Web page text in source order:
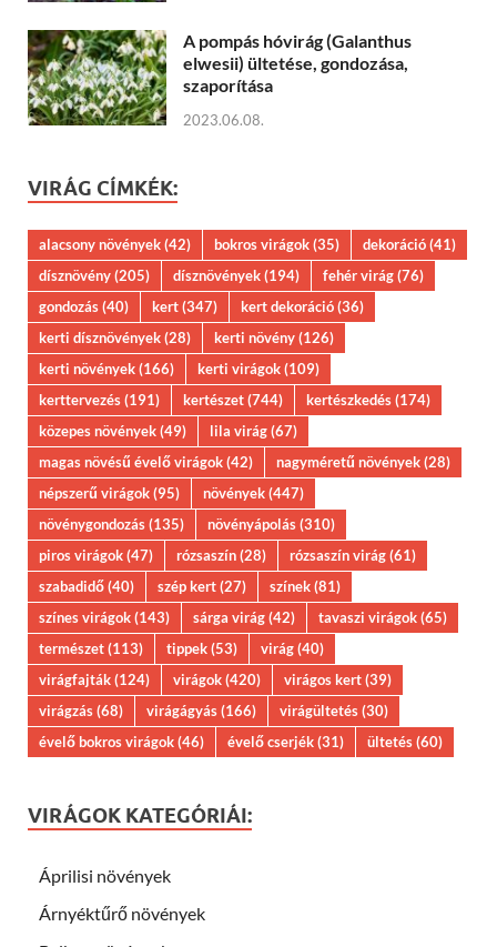
A pompás hóvirág (Galanthus
elwesii) ültetése, gondozása,
szaporítása
2023.06.08.
VIRÁG CÍMKÉK:
alacsony növények(42) bokros virágok(35) dekoráció(41)
dísznövény(205) dísznövények(194) fehér virág(76)
gondozás(40) kert(347) kert dekoráció(36)
kerti dísznövények(28) kerti növény(126)
kerti növények(166) kerti virágok(109)
kerttervezés(191) kertészet(744) kertészkedés(174)
közepes növények(49) lila virág(67)
magas növésű évelő virágok(42) nagyméretű növények(28)
népszerű virágok(95) növények(447)
növénygondozás(135) növényápolás(310)
piros virágok(47) rózsaszín(28) rózsaszín virág(61)
szabadidő(40) szép kert(27) színek(81)
színes virágok(143) sárga virág(42) tavaszi virágok(65)
természet(113) tippek(53) virág(40)
virágfajták(124) virágok(420) virágos kert(39)
virágzás(68) virágágyás(166) virágültetés(30)
évelő bokros virágok(46) évelő cserjék(31) ültetés(60)
VIRÁGOK KATEGÓRIÁI:
Áprilisi növények
Árnyéktűrő növények